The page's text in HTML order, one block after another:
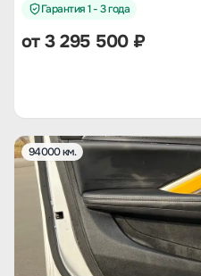
Гарантия 1 - 3 года
от3 295 500₽
94000 км.